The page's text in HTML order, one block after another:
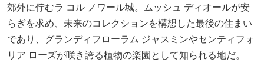
郊外に佇むラ コル ノワール城。ムッシュ ディオールが安
らぎを求め、未来のコレクションを構想した最後の住まい
であり、グランディフローラム ジャスミンやセンティフォ
リア ローズが咲き誇る植物の楽園として知られる地だ。